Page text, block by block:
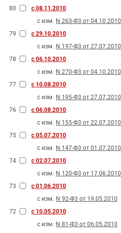
80
с 08.11.2010
с изм. N 263-Ф3 от 04.10.2010
79
с 29.10.2010
с изм. N 197-Ф3 от 27.07.2010
78
с 06.10.2010
с изм. N 270-Ф3 от 04.10.2010
77
с 10.08.2010
с изм. N 195-Ф3 от 27.07.2010
76
с 06.08.2010
с изм. N 155-Ф3 от 22.07.2010
75
с 05.07.2010
с изм. N 147-Ф3 от 01.07.2010
74
с 02.07.2010
с изм. N 120-Ф3 от 17.06.2010
73
с 01.06.2010
с изм. N 92-Ф3 от 19.05.2010
72
с 10.05.2010
с изм. N 81-Ф3 от 06.05.2010